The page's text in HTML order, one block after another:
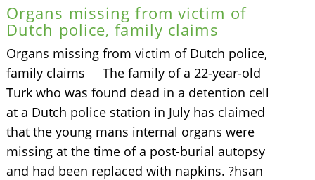
Organs missing from victim of
Dutch police, family claims
Organs missing from victim of Dutch police,
family claims The family of a 22-year-old
Turk who was found dead in a detention cell
at a Dutch police station in July has claimed
that the young mans internal organs were
missing at the time of a post-burial autopsy
and had been replaced with napkins. ?hsan